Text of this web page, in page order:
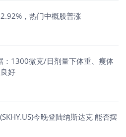
，热门中概股普涨
1300微克/日剂量下体重、瘦体
好
今晚登陆纳斯达克 能否摆